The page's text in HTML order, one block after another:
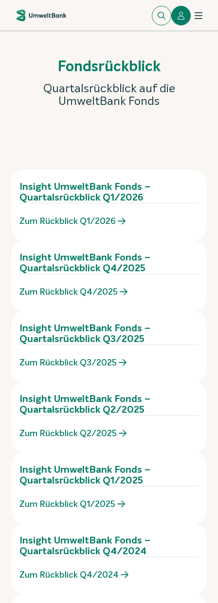
Fondsrückblick
Quartalsrückblick auf die
UmweltBank Fonds
Insight UmweltBank Fonds –
Quartalsrückblick Q1/2026
Zum Rückblick Q1/2026
Insight UmweltBank Fonds –
Quartalsrückblick Q4/2025
Zum Rückblick Q4/2025
Insight UmweltBank Fonds –
Quartalsrückblick Q3/2025
Zum Rückblick Q3/2025
Insight UmweltBank Fonds –
Quartalsrückblick Q2/2025
Zum Rückblick Q2/2025
Insight UmweltBank Fonds –
Quartalsrückblick Q1/2025
Zum Rückblick Q1/2025
Insight UmweltBank Fonds –
Quartalsrückblick Q4/2024
Zum Rückblick Q4/2024